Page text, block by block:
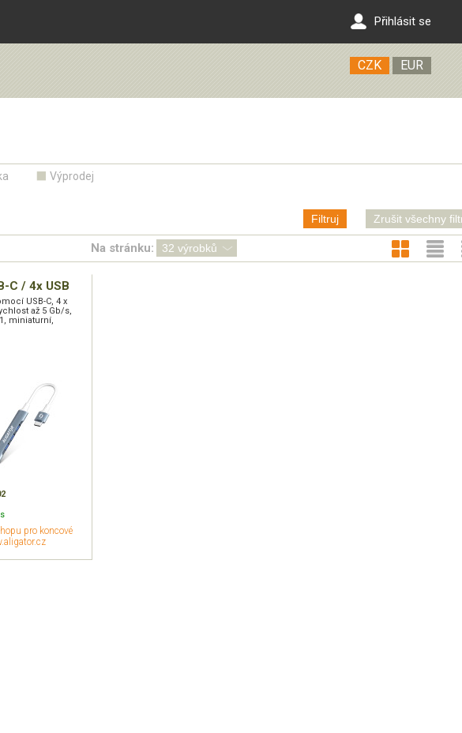
Přihlásit se
CZK EUR
Výprodej
Filtruj Zrušit všechny
Na stránku:
C / 4x USB
USB-C, 4 x
až 5 Gb/s,
miniaturní,
pro koncové